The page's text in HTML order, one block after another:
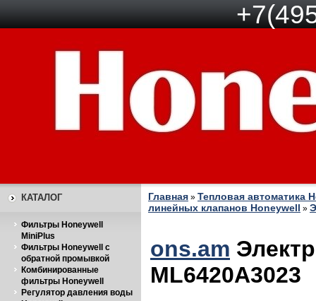
КАТАЛОГ
Фильтры Honeywell
MiniPlus
Фильтры Honeywell с
обратной промывкой
Комбинированные
фильтры Honeywell
Регулятор давления воды
Главная » Тепловая автоматика
линейных клапанов Honeywell »
ons.am
ML6420A3023